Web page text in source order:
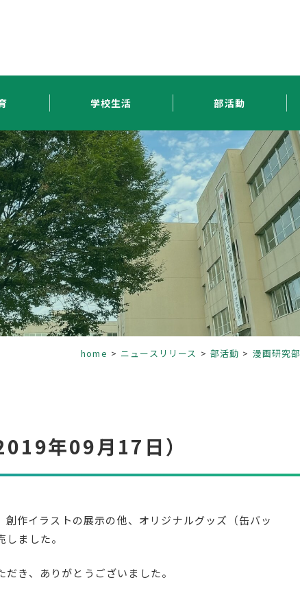
学校生活 部活動
home ニュースリリース 部活動 漫画研究部
年09月17日）
作イラストの展示の他、オリジナルグッズ（缶バッ
ました。
き、ありがとうございました。